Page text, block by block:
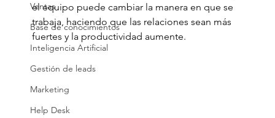
Ventas
Base de conocimientos
Inteligencia Artificial
Gestión de leads
Marketing
Help Desk
el equipo puede cambiar la manera en que se
trabaja, haciendo que las relaciones sean más
fuertes y la productividad aumente.